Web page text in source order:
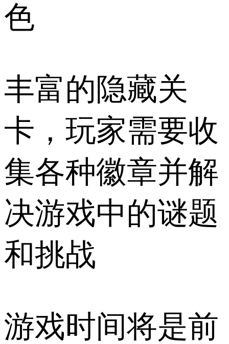
色
丰富的隐藏关
卡，玩家需要收
集各种徽章并解
决游戏中的谜题
和挑战
游戏时间将是前